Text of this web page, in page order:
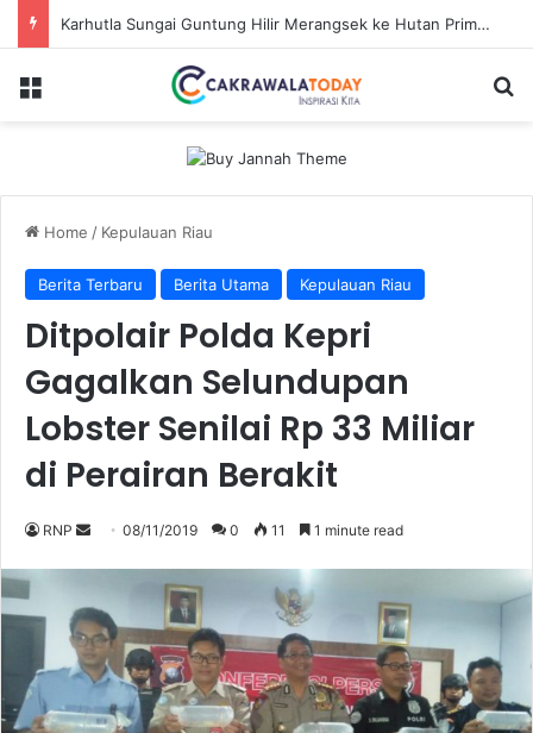
Karhutla Sungai Guntung Hilir Merangsek ke Hutan Primer, Alat Berat Tambahan Dikerahkan
Menu
Home / Kepulauan Riau
Berita Terbaru Berita Utama Kepulauan Riau
Ditpolair Polda Kepri
Gagalkan Selundupan
Lobster Senilai Rp 33 Miliar
di Perairan Berakit
RNP
Send08/11/2019 0 11 1 minute read